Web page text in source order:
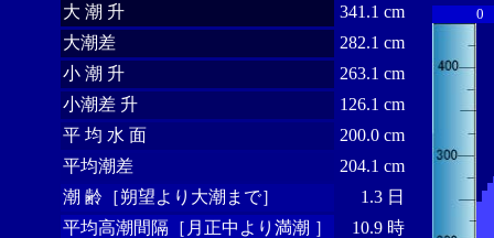
大 潮 升
341.1 cm
大潮差
282.1 cm
小 潮 升
263.1 cm
小潮差 升
126.1 cm
平 均 水 面
200.0 cm
平均潮差
204.1 cm
潮 齢［朔望より大潮まで］
1.3 日
平均高潮間隔［月正中より満潮 ］
10.9 時
0